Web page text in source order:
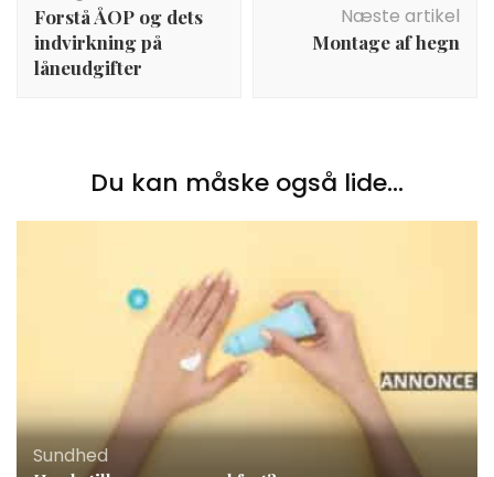
Forstå ÅOP og dets
indvirkning på
låneudgifter
Næste artikel
Montage af hegn
Du kan måske også lide...
Sundhed